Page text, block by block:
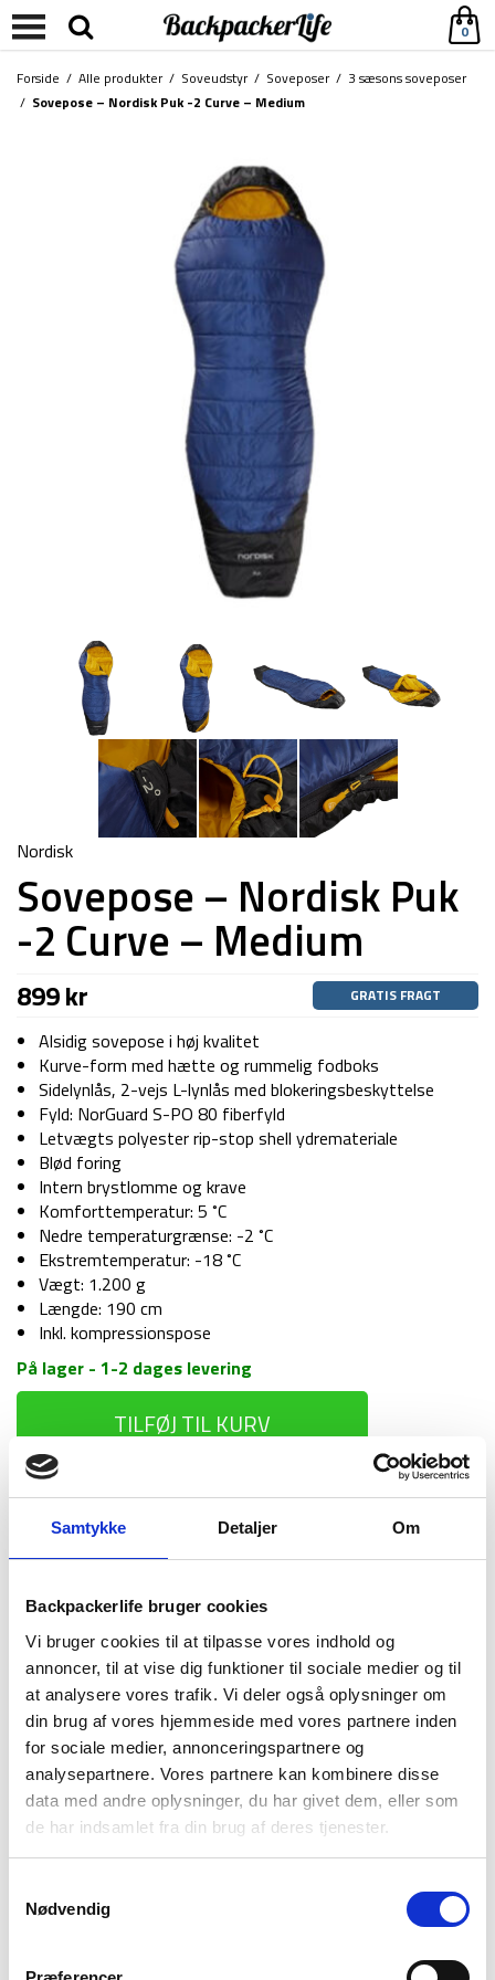
Samtykke Detaljer Om
Backpackerlife bruger cookies
Vi bruger cookies til at tilpasse vores indhold og
annoncer, til at vise dig funktioner til sociale medier og til
at analysere vores trafik. Vi deler også oplysninger om
din brug af vores hjemmeside med vores partnere inden
for sociale medier, annonceringspartnere og
analysepartnere. Vores partnere kan kombinere disse
data med andre oplysninger, du har givet dem, eller som
de har indsamlet fra din brug af deres tjenester.
Nødvendig
0
Forside / Alle produkter/ Soveudstyr/ Soveposer/ 3 sæsons soveposer
/ Sovepose – Nordisk Puk -2 Curve – Medium
Nordisk
Sovepose – Nordisk Puk
-2 Curve – Medium
899kr GRATIS FRAGT
Alsidig sovepose i høj kvalitet
Kurve-form med hætte og rummelig fodboks
Sidelynlås, 2-vejs L-lynlås med blokeringsbeskyttelse
Fyld: NorGuard S-PO 80 fiberfyld
Letvægts polyester rip-stop shell ydremateriale
Blød foring
Intern brystlomme og krave
Komforttemperatur: 5 ˚C
Nedre temperaturgrænse: -2 ˚C
Ekstremtemperatur: -18 ˚C
Vægt: 1.200 g
Længde: 190 cm
Inkl. kompressionspose
På lager - 1-2 dages levering
Sovepose
Nordisk
Puk
-2
Curve
antal
TILFØJ TIL KURV
levering
499 kr
returret
BESKRIVELSE BRAND FAQ
Denne sovepose fra det danske mærke Nordisk, er en meget
alsidig sovepose, hvor du får virkelig meget for pengene. Den
kurvede form sikre en tætsluttende pasform, hvilket sikre en
god isolationsevne og som giver den ideelle komfort og
plads.
byder på en høj isolering, samt den indvendige side af posen,
Soveposens byder på mange gode egenskaber, heriblandt den